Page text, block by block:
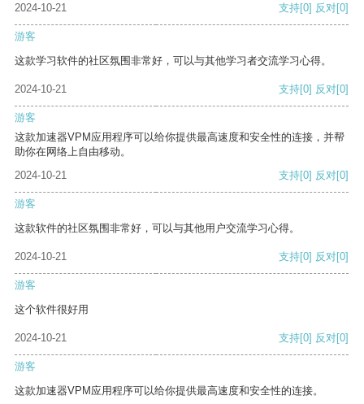
2024-10-21
支持[0] 反对[0]
游客
这款学习软件的社区氛围非常好，可以与其他学习者交流学习心得。
2024-10-21 支持[0] 反对[0]
游客
这款加速器VPM应用程序可以给你提供最高速度和安全性的连接，并帮
助你在网络上自由移动。
2024-10-21
支持[0] 反对[0]
游客
这款软件的社区氛围非常好，可以与其他用户交流学习心得。
2024-10-21 支持[0] 反对[0]
游客
这个软件很好用
2024-10-21 支持[0] 反对[0]
游客
这款加速器VPM应用程序可以给你提供最高速度和安全性的连接。